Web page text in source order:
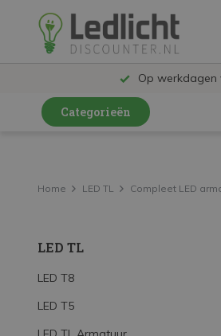
Op werkdagen
Categorieën
LED Railspots
Home LED TL Compleet LED
LED TL
LED T8
LED T5